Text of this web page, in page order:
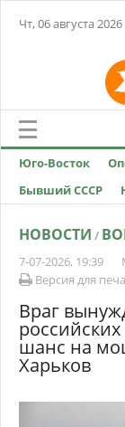
Чт, 06 августа 2026
Юго-Восток
Бывший СССР
НОВОСТИ /
7-07-2026, 19:39
Версия для
Враг
шанс на
Харьков